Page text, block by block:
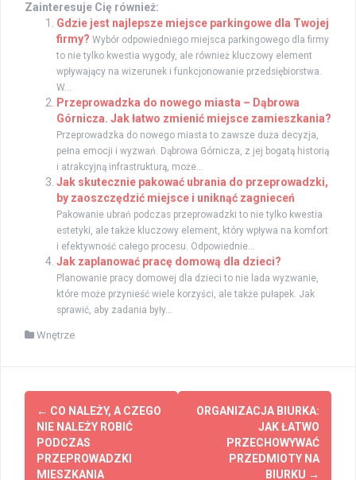
Zainteresuje Cię również:
Gdzie jest najlepsze miejsce parkingowe dla Twojej
firmy? Wybór odpowiedniego miejsca parkingowego dla firmy
to nie tylko kwestia wygody, ale również kluczowy element
wpływający na wizerunek i funkcjonowanie przedsiębiorstwa.
W...
Przeprowadzka do nowego miasta – Dąbrowa
Górnicza. Jak łatwo zmienić miejsce zamieszkania?
Przeprowadzka do nowego miasta to zawsze duża decyzja,
pełna emocji i wyzwań. Dąbrowa Górnicza, z jej bogatą historią
i atrakcyjną infrastrukturą, może...
Jak skutecznie pakować ubrania do przeprowadzki,
by zaoszczędzić miejsce i uniknąć zagnieceń
Pakowanie ubrań podczas przeprowadzki to nie tylko kwestia
estetyki, ale także kluczowy element, który wpływa na komfort
i efektywność całego procesu. Odpowiednie...
Jak zaplanować pracę domową dla dzieci?
Planowanie pracy domowej dla dzieci to nie lada wyzwanie,
które może przynieść wiele korzyści, ale także pułapek. Jak
sprawić, aby zadania były...
Wnętrze
Post
navigation
← CO NALEŻY, A CZEGO
NIE NALEŻY ROBIĆ
PODCZAS
PRZEPROWADZKI
MIESZKANIA
ORGANIZACJA BIURKA:
JAK ŁATWO
PRZECHOWYWAĆ
PRZEDMIOTY NA
BIURKU →